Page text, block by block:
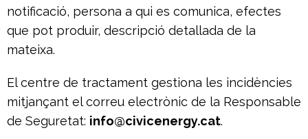
notificació, persona a qui es comunica, efectes
que pot produir, descripció detallada de la
mateixa.
El centre de tractament gestiona les incidències
mitjançant el correu electrònic de la Responsable
de Seguretat: info@civicenergy.cat.